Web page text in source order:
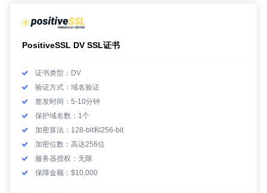
PositiveSSL DV SSL证书
证书类型：DV
验证方式：域名验证
签发时间：5-10分钟
保护域名数：1个
加密算法：128-bit和256-bit
加密位数：高达256位
服务器授权：无限
保障金额：$10,000